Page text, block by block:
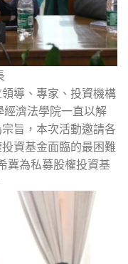
導、專家、投資機構
經濟法學院一直以解
旨，本次活動邀請各
資基金面臨的最困難
冀為私募股權投資基